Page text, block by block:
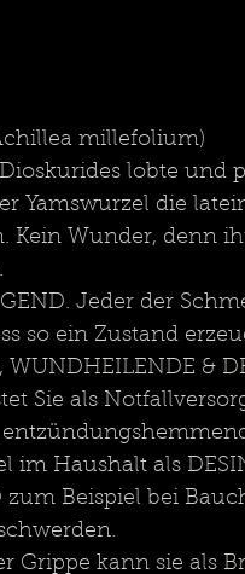
millefolium)
lobte und
Yamswurzel die
Kein Wunder, denn
Jeder der
so ein Zustand
WUNDHEILENDE &
Sie als
im Haushalt als
zum Beispiel bei
Grippe kann sie als